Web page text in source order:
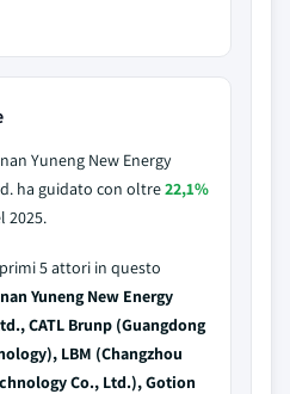
Yuneng New Energy
ha guidato con oltre22,1%
2025.
5 attori in questo
Yuneng New Energy
CATL Brunp (Guangdong
LBM (Changzhou
Co., Ltd.), Gotion